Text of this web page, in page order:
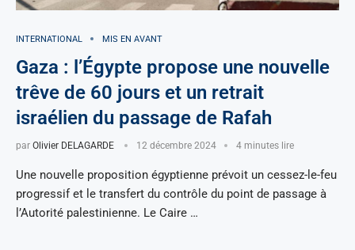
INTERNATIONAL MIS EN AVANT
Gaza : l’Égypte propose une nouvelle
trêve de 60 jours et un retrait
israélien du passage de Rafah
par Olivier DELAGARDE 12 décembre 2024 4 minutes lire
Une nouvelle proposition égyptienne prévoit un cessez-le-feu
progressif et le transfert du contrôle du point de passage à
l’Autorité palestinienne. Le Caire …